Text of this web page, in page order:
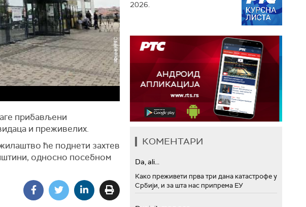
прибављени
и преживелих.
ће поднети захтев
односно посебном
2026.
КОМЕНТАРИ
Da, ali...
Како преживети прва три дана катастрофе у
Србији, и за шта нас припрема ЕУ